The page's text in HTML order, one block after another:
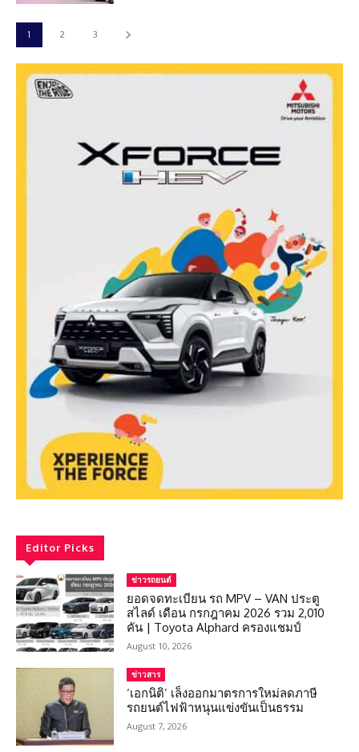
1 2 3
Editor Picks
ข่าวรถยนต์
ยอดจดทะเบียน รถ MPV – VAN ประตู
สไลด์ เดือน กรกฎาคม 2026 รวม 2,010
คัน | Toyota Alphard ครองแชมป์
August 10, 2026
ข่าวสาร
‘เอกนิติ’ เล็งออกมาตรการใหม่ลดภาษี
รถยนต์ไฟฟ้าหนุนแข่งขันเป็นธรรม
August 7, 2026